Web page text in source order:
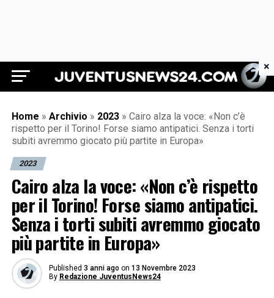
Juventus News 24
Home » Archivio » 2023 » Cairo alza la voce: «Non c’è
rispetto per il Torino! Forse siamo antipatici. Senza i torti
subiti avremmo giocato più partite in Europa»
2023
Cairo alza la voce: «Non c’è rispetto
per il Torino! Forse siamo antipatici.
Senza i torti subiti avremmo giocato
più partite in Europa»
Published 3 anni ago on 13 Novembre 2023
By Redazione JuventusNews24
×